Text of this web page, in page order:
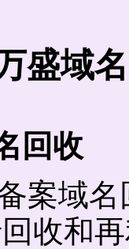
盛域
回收
案域
收和